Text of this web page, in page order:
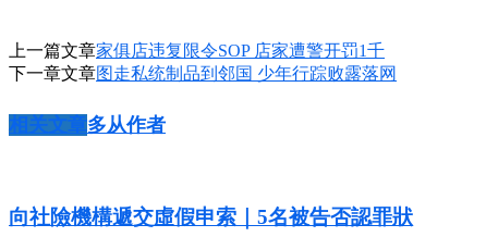
上一篇文章家俱店违复限令SOP 店家遭警开罚1千
下一章文章图走私统制品到邻国 少年行踪败露落网
相关文章多从作者
向社險機構遞交虛假申索｜5名被告否認罪狀